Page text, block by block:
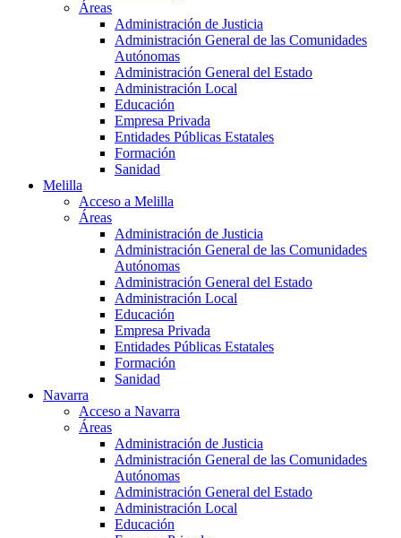
Áreas
Administración de Justicia
Administración General de las Comunidades
Autónomas
Administración General del Estado
Administración Local
Educación
Empresa Privada
Entidades Públicas Estatales
Formación
Sanidad
Melilla
Acceso a Melilla
Áreas
Administración de Justicia
Administración General de las Comunidades
Autónomas
Administración General del Estado
Administración Local
Educación
Empresa Privada
Entidades Públicas Estatales
Formación
Sanidad
Navarra
Acceso a Navarra
Áreas
Administración de Justicia
Administración General de las Comunidades
Autónomas
Administración General del Estado
Administración Local
Educación